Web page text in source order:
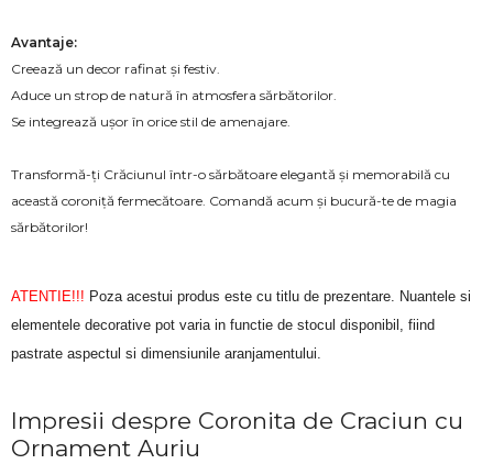
Avantaje:
Creează un decor rafinat și festiv.
Aduce un strop de natură în atmosfera sărbătorilor.
Se integrează ușor în orice stil de amenajare.
Transformă-ți Crăciunul într-o sărbătoare elegantă și memorabilă cu
această coroniță fermecătoare. Comandă acum și bucură-te de magia
sărbătorilor!
ATENTIE!!! Poza acestui produs este cu titlu de prezentare. Nuantele si
elementele decorative pot varia in functie de stocul disponibil, fiind
pastrate aspectul si dimensiunile aranjamentului.
Impresii despre Coronita de Craciun cu
Ornament Auriu